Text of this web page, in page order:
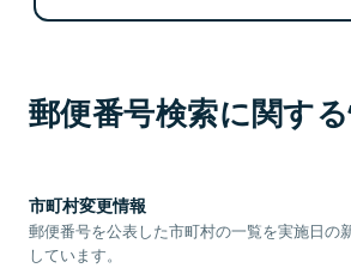
郵便番号検索に関す
市町村変更情報
郵便番号を公表した市町村の一覧を実施日の
しています。